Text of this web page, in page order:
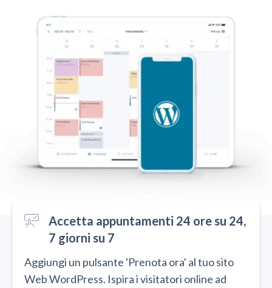
Accetta appuntamenti 24 ore su 24,
7 giorni su 7
Aggiungi un pulsante 'Prenota ora' al tuo sito
Web WordPress. Ispira i visitatori online ad